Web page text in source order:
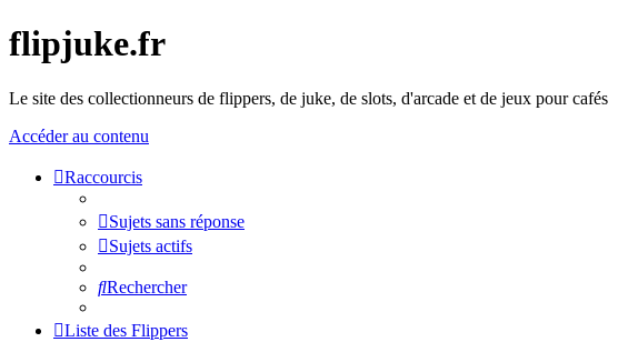
flipjuke.fr
Le site des collectionneurs de flippers, de juke, de slots, d'arcade et de jeux pour cafés
Accéder au contenu
Raccourcis
Sujets sans réponse
Sujets actifs
Rechercher
Liste des Flippers